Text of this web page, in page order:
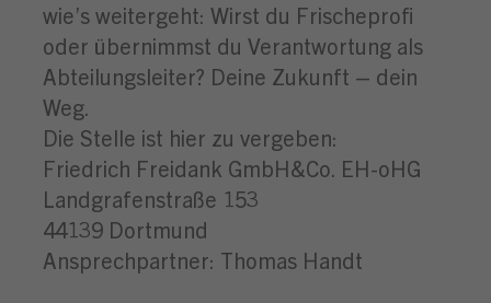
wie’s weitergeht: Wirst du Frischeprofi
oder übernimmst du Verantwortung als
Abteilungsleiter? Deine Zukunft – dein
Weg.
Die Stelle ist hier zu vergeben:
Friedrich Freidank GmbH&Co. EH-oHG
Landgrafenstraße 153
44139 Dortmund
Ansprechpartner: Thomas Handt